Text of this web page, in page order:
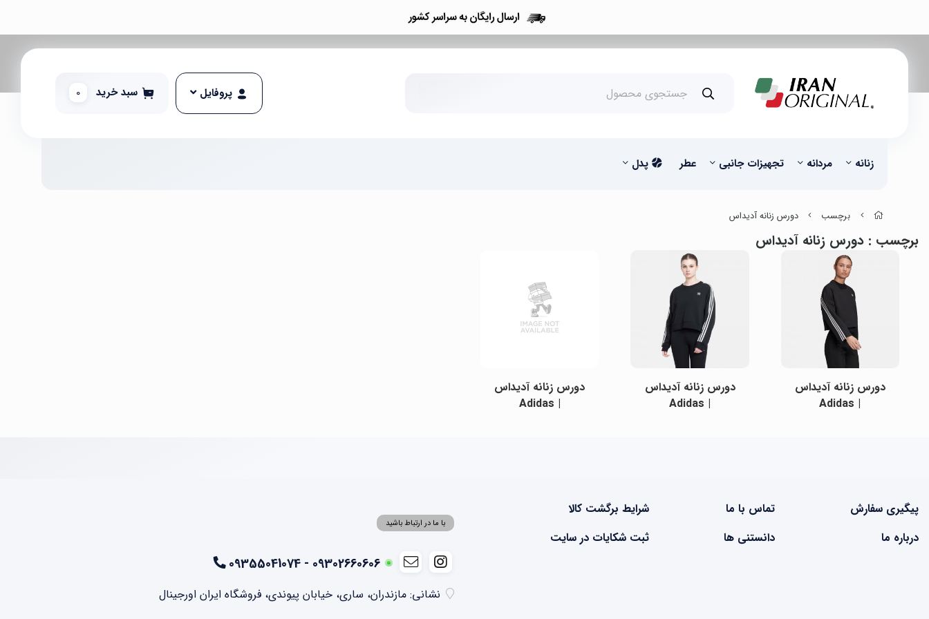
پروفایل سبد خرید 0
زنانه مردانه تجهیزات جانبی عطر پدل
برچسب دورس زنانه آدیداس
برچسب : دورس زنانه آدیداس
دورس زنانه آدیداس
| Adidas
دورس زنانه آدیداس
| Adidas
دورس زنانه آدیداس
| Adidas
پیگیری سفارش تماس با ما
شرایط برگشت کالا
درباره ما
دانستنی ها ثبت شکایات در سایت
با ما در ارتباط باشید
09302660606 - 09355041074
نشانی: مازندران، ساری، خیابان پیوندی، فروشگاه ایران اورجینال